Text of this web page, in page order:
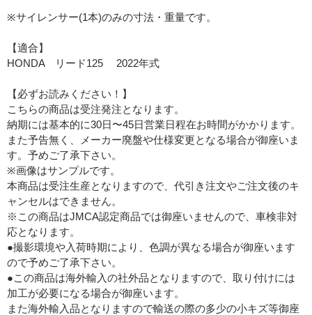
※サイレンサー(1本)のみの寸法・重量です。
【適合】
HONDA リード125 2022年式
【必ずお読みください！】
こちらの商品は受注発注となります。
納期には基本的に30日〜45日営業日程在お時間がかかります。
また予告無く、メーカー廃盤や仕様変更となる場合が御座いま
す。予めご了承下さい。
※画像はサンプルです。
本商品は受注生産となりますので、代引き注文やご注文後のキ
ャンセルはできません。
※この商品はJMCA認定商品では御座いませんので、車検非対
応となります。
●撮影環境や入荷時期により、色調が異なる場合が御座います
ので予めご了承下さい。
●この商品は海外輸入の社外品となりますので、取り付けには
加工が必要になる場合が御座います。
また海外輸入品となりますので輸送の際の多少の小キズ等御座